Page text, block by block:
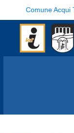
Comune Acqui